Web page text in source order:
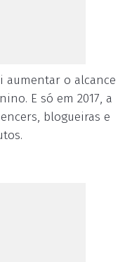
aumentar o alcance
E só em 2017, a
blogueiras e